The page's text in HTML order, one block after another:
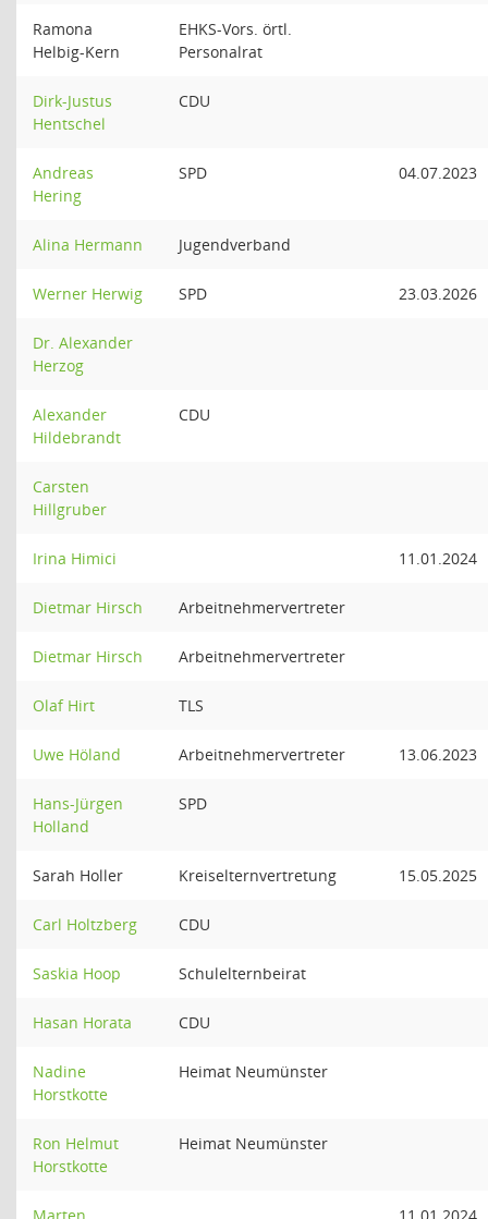
Ramona
Helbig-Kern
EHKS-Vors. örtl.
Personalrat
Dirk-Justus
Hentschel
CDU
Andreas
Hering
SPD 04.07.2023
Alina Hermann Jugendverband
Werner Herwig SPD 23.03.2026
Dr. Alexander
Herzog
Alexander
Hildebrandt
CDU
Carsten
Hillgruber
Irina Himici 11.01.2024
Dietmar Hirsch Arbeitnehmervertreter
Dietmar Hirsch Arbeitnehmervertreter
Olaf Hirt TLS
Uwe Höland Arbeitnehmervertreter 13.06.2023
Hans-Jürgen
Holland
SPD
Sarah Holler Kreiselternvertretung 15.05.2025
Carl Holtzberg CDU
Saskia Hoop Schulelternbeirat
Hasan Horata CDU
Nadine
Horstkotte
Heimat Neumünster
Ron Helmut
Horstkotte
Heimat Neumünster